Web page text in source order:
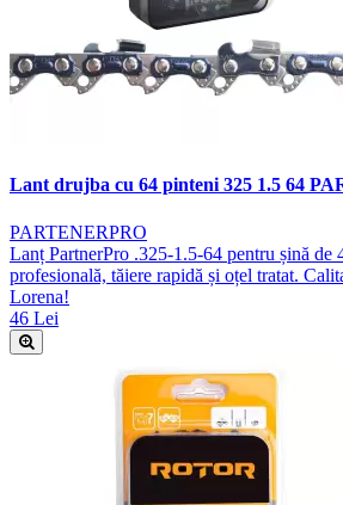
Lant drujba cu 64 pinteni 325 1.5 64
PARTENERPRO
Lanț PartnerPro .325-1.5-64 pentru șină de
profesională, tăiere rapidă și oțel tratat.
Lorena!
46 Lei